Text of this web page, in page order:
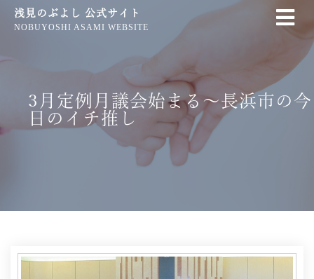
浅見のぶよし 公式サイト
NOBUYOSHI ASAMI WEBSITE
3月定例月議会始まる〜長浜市の今
日のイチ推し